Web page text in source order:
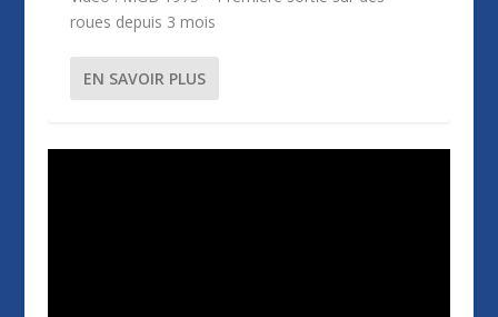
roues depuis 3 mois
EN SAVOIR PLUS